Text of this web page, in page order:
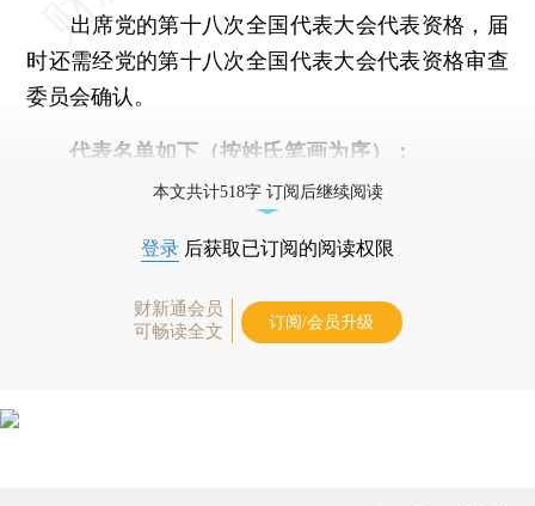
出席党的第十八次全国代表大会代表资格，届
时还需经党的第十八次全国代表大会代表资格审查
委员会确认。
代表名单如下（按姓氏笔画为序）：
本文共计518字 订阅后继续阅读
登录 后获取已订阅的阅读权限
财新通会员
可畅读全文
订阅/会员升级